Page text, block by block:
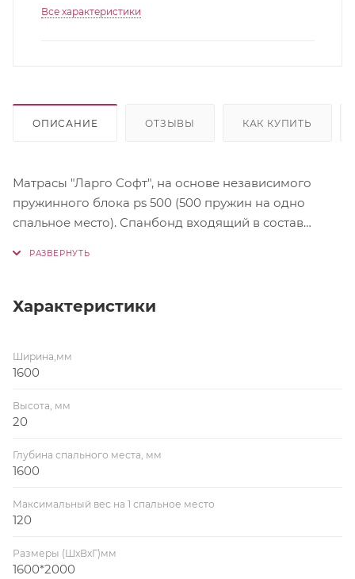
Все характеристики
ОПИСАНИЕ ОТЗЫВЫ КАК КУПИТЬ
Матрасы "Ларго Софт", на основе независимого
пружинного блока ps 500 (500 пружин на одно
спальное место). Спанбонд входящий в состав
воздухопроницаемость, за счет чего достигается
гипоаллергенном волокне Кокосовое волокно
(10мм) Спандбонд Блок независимых пружин PS-
500 Пенополиуретан (20мм)
Характеристики
Ширина,мм
1600
Высота, мм
20
Глубина спального места, мм
1600
Максимальный вес на 1 спальное место
120
Размеры (ШхВхГ)мм
1600*2000